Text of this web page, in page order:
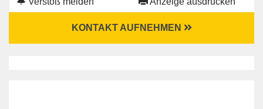
KONTAKT AUFNEHMEN